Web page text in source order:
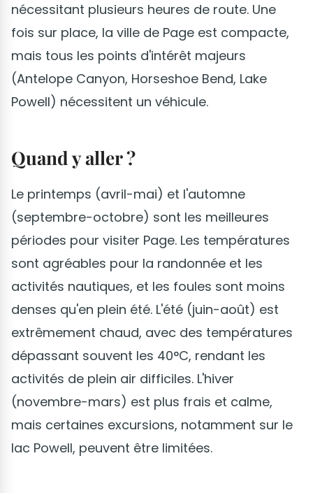
nécessitant plusieurs heures de route. Une
fois sur place, la ville de Page est compacte,
mais tous les points d'intérêt majeurs
(Antelope Canyon, Horseshoe Bend, Lake
Powell) nécessitent un véhicule.
Quand y aller ?
Le printemps (avril-mai) et l'automne
(septembre-octobre) sont les meilleures
périodes pour visiter Page. Les températures
sont agréables pour la randonnée et les
activités nautiques, et les foules sont moins
denses qu'en plein été. L'été (juin-août) est
extrêmement chaud, avec des températures
dépassant souvent les 40°C, rendant les
activités de plein air difficiles. L'hiver
(novembre-mars) est plus frais et calme,
mais certaines excursions, notamment sur le
lac Powell, peuvent être limitées.